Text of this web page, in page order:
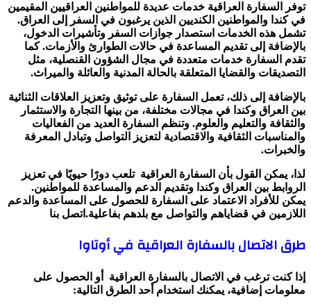
توفر السفارة العراقية خدمات عديدة للمواطنين العراقيين المقيمين
في كندا والمواطنين الكنديين الذين يرغبون في السفر إلى العراق.
تشمل هذه الخدمات استصدار جوازات السفر وتأشيرات الدخول،
بالإضافة إلى تقديم المساعدة في حالات الطوارئ والأزمات. كما
تقدم السفارة خدمات متعددة في مجال الشؤون القنصلية، مثل
التصديقات والقضايا المتعلقة بالحالة المدنية والعائلة والميراث.
بالإضافة إلى ذلك، تعمل السفارة على توثيق وتعزيز العلاقات الثنائية
بين العراق وكندا في مجالات مختلفة، من بينها التجارة والاستثمار
والثقافة والتعليم والعلوم. وتنظم السفارة العديد من الفعاليات
والمناسبات الثقافية والاقتصادية لتعزيز التواصل وتبادل المعرفة
والخبرات.
لذا، يمكن القول بأن السفارة العراقية تلعب دورًا حيويًا في تعزيز
الروابط بين العراق وكندا وتقديم الدعم والمساعدة للمواطنين.
يمكن للأفراد الاعتماد على السفارة للحصول على المساعدة والدعم
اللازمين في قضاياهم والتواصل مع بلدهم بفاعلية.اتصل بنا
طرق الاتصال بالسفارة العراقية في أوتاوا
إذا كنت ترغب في الاتصال بالسفارة العراقية أو الحصول على
معلومات إضافية، يمكنك استخدام أحد الطرق التالية: